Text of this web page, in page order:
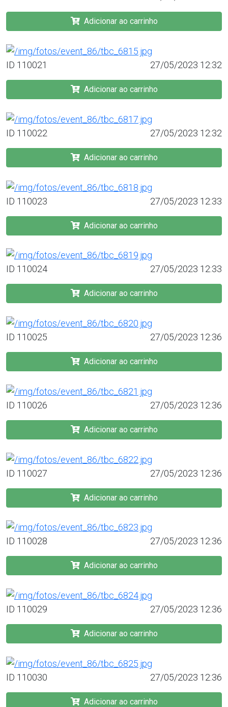
Adicionar ao carrinho
ID 110021 27/05/2023 12:32
Adicionar ao carrinho
ID 110022 27/05/2023 12:32
Adicionar ao carrinho
ID 110023 27/05/2023 12:33
Adicionar ao carrinho
ID 110024 27/05/2023 12:33
Adicionar ao carrinho
ID 110025 27/05/2023 12:36
Adicionar ao carrinho
ID 110026 27/05/2023 12:36
Adicionar ao carrinho
ID 110027 27/05/2023 12:36
Adicionar ao carrinho
ID 110028 27/05/2023 12:36
Adicionar ao carrinho
ID 110029 27/05/2023 12:36
Adicionar ao carrinho
ID 110030 27/05/2023 12:36
Adicionar ao carrinho